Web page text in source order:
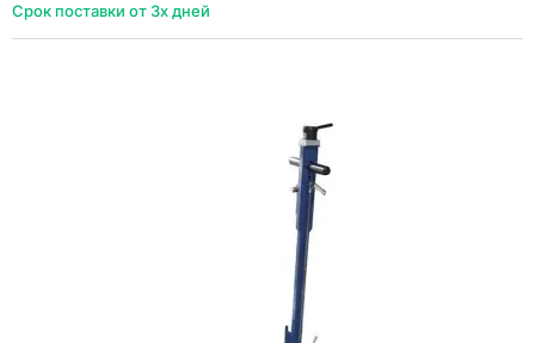
Срок поставки от 3х дней